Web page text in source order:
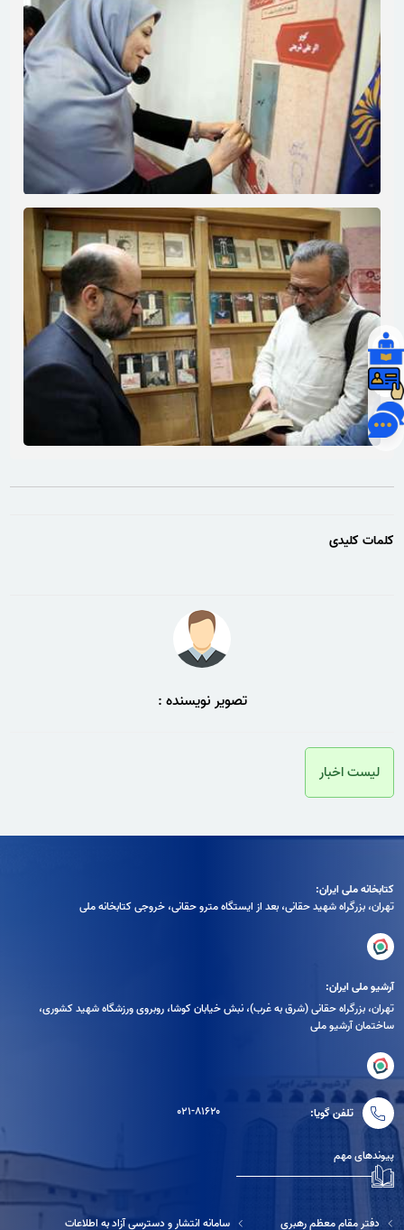
کلمات کلیدی
تصویر نویسنده :
لیست اخبار
کتابخانه ملی ایران:
تهران، بزرگراه شهيد حقانی، بعد از ايستگاه مترو حقانی، خروجی كتابخانه ملی
آرشیو ملی ایران:
تهران، بزرگراه حقانی (شرق به غرب)، نبش خیابان کوشا، روبروی ورزشگاه شهید کشوری،
ساختمان آرشیو ملی
تلفن گویا: ۰۲۱-۸۱۶۲۰
پیوندهای مهم
دفتر مقام معظم رهبری سامانه انتشار و دسترسی آزاد به اطلاعات